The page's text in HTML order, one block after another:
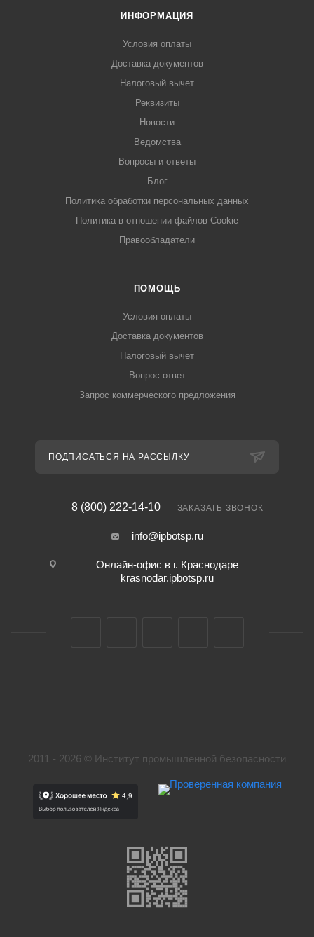
ИНФОРМАЦИЯ
Условия оплаты
Доставка документов
Налоговый вычет
Реквизиты
Новости
Ведомства
Вопросы и ответы
Блог
Политика обработки персональных данных
Политика в отношении файлов Cookie
Правообладатели
ПОМОЩЬ
Условия оплаты
Доставка документов
Налоговый вычет
Вопрос-ответ
Запрос коммерческого предложения
ПОДПИСАТЬСЯ НА РАССЫЛКУ
8 (800) 222-14-10 ЗАКАЗАТЬ ЗВОНОК
info@ipbotsp.ru
Онлайн-офис в г. Краснодаре
krasnodar.ipbotsp.ru
2011 - 2026 © Институт промышленной безопасности